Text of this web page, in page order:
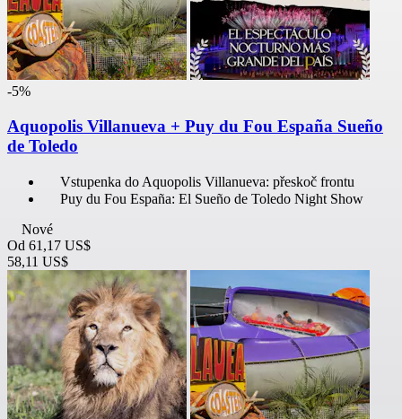
-5%
Aquopolis Villanueva + Puy du Fou España Sueño
de Toledo
Vstupenka do Aquopolis Villanueva: přeskoč frontu
Puy du Fou España: El Sueño de Toledo Night Show
Nové
Od 61,17 US$
58,11 US$